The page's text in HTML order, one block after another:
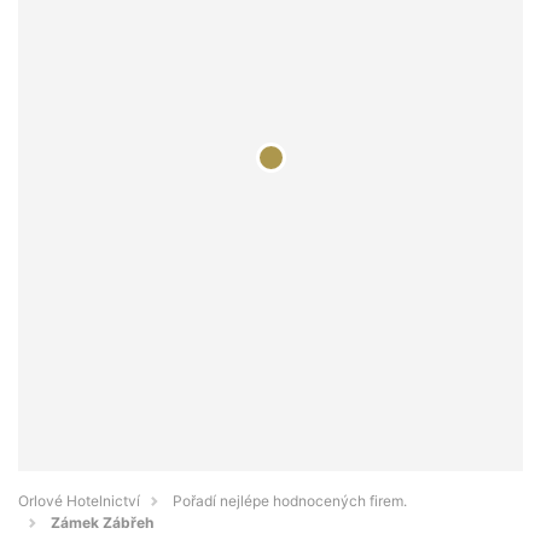
Orlové Hotelnictví
Pořadí nejlépe hodnocených firem.
Zámek Zábřeh